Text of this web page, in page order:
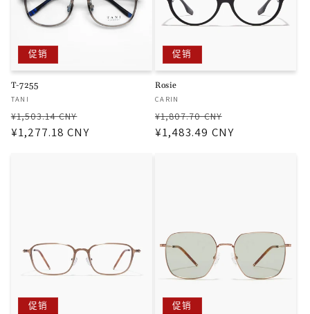
促销
T-7255
厂
商：
TANI
常
规
¥1,503.14 CNY
销
¥1,277.18 CNY
促销
Rosie
厂
商：
CARIN
常
规
¥1,807.70 CNY
销
¥1,483.49 CNY
促销 促销